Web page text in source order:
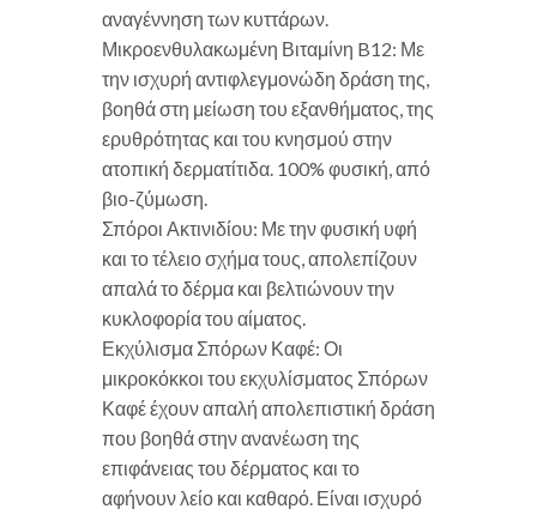
αναγέννηση των κυττάρων.
Μικροενθυλακωμένη Βιταμίνη B12: Με
την ισχυρή αντιφλεγμονώδη δράση της,
βοηθά στη μείωση του εξανθήματος, της
ερυθρότητας και του κνησμού στην
ατοπική δερματίτιδα. 100% φυσική, από
βιο-ζύμωση.
Σπόροι Ακτινιδίου: Με την φυσική υφή
και το τέλειο σχήμα τους, απολεπίζουν
απαλά το δέρμα και βελτιώνουν την
κυκλοφορία του αίματος.
Εκχύλισμα Σπόρων Καφέ: Οι
μικροκόκκοι του εκχυλίσματος Σπόρων
Καφέ έχουν απαλή απολεπιστική δράση
που βοηθά στην ανανέωση της
επιφάνειας του δέρματος και το
αφήνουν λείο και καθαρό. Είναι ισχυρό